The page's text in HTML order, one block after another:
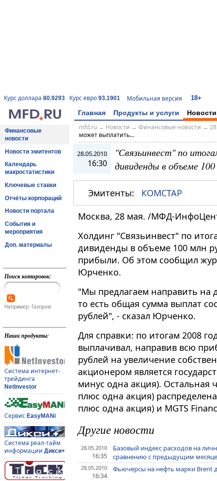
Курс доллара 80.9293 Курс евро 93.1901 Мобильная версия 18+
Главная Продукты и услуги Новости
Финансовые
новости
Новости эмитентов
Календарь
макростатистики
Ключевые ставки
Отчёты корпораций
Новости портала
События и
мероприятия
Доп. материалы
Поиск котировок:
Например: Газпром
Наши продукты:
Система интернет-
трейдинга
NetInvestor
Сервис EasyMANi
Система реал-тайм
информации Дикси+
mfd.ru→ Новости → Финансовые новости →
может выплатить...
28.05.2010
16:30
"Связьинвест" по
дивиденды в объеме
Эмитенты: КОМСТАР
Москва, 28 мая. /МФД-
Холдинг "Связьинвест" по
дивиденды в объеме 100 млн
прибыли. Об этом сообщил
Юрченко.
"Мы предлагаем направить на
то есть общая сумма выплат
рублей", - сказал Юрченко.
Для справки: по итогам 2008
выплачивал, направив всю
рублей на увеличение
акционером является
минус одна акция). Остальная
плюс одна акция)
плюс одна акция) и MGTS
Другие новости
28.05.2010
16:35
Базовый индекс расходов на
сравнению с предыдущим
28.05.2010
16:34
Фьючерсы на нефть марки Brent